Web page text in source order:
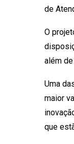
de
O
além
Uma
maior
que